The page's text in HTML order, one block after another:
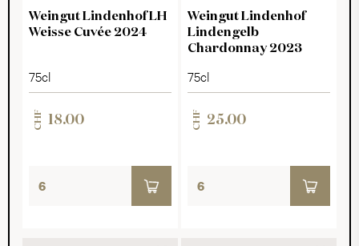
Weingut Lindenhof LH
Weisse Cuvée 2024
75cl
CHF 18.00
Weingut Lindenhof
Lindengelb
Chardonnay 2023
75cl
CHF 25.00